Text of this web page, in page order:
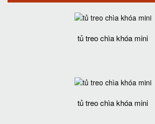
tủ treo chìa khóa mini
tủ treo chìa khóa mini